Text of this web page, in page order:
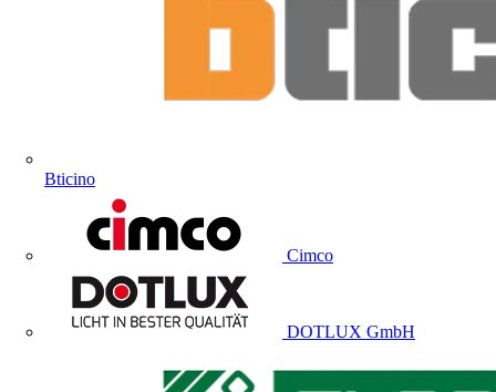
Bticino
Cimco
DOTLUX GmbH